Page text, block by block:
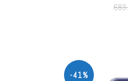
€
-41%